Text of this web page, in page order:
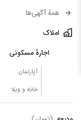
همهٔ آگهی‌ها
املاک
اجارهٔ مسکونی
آپارتمان
خانه و ویلا